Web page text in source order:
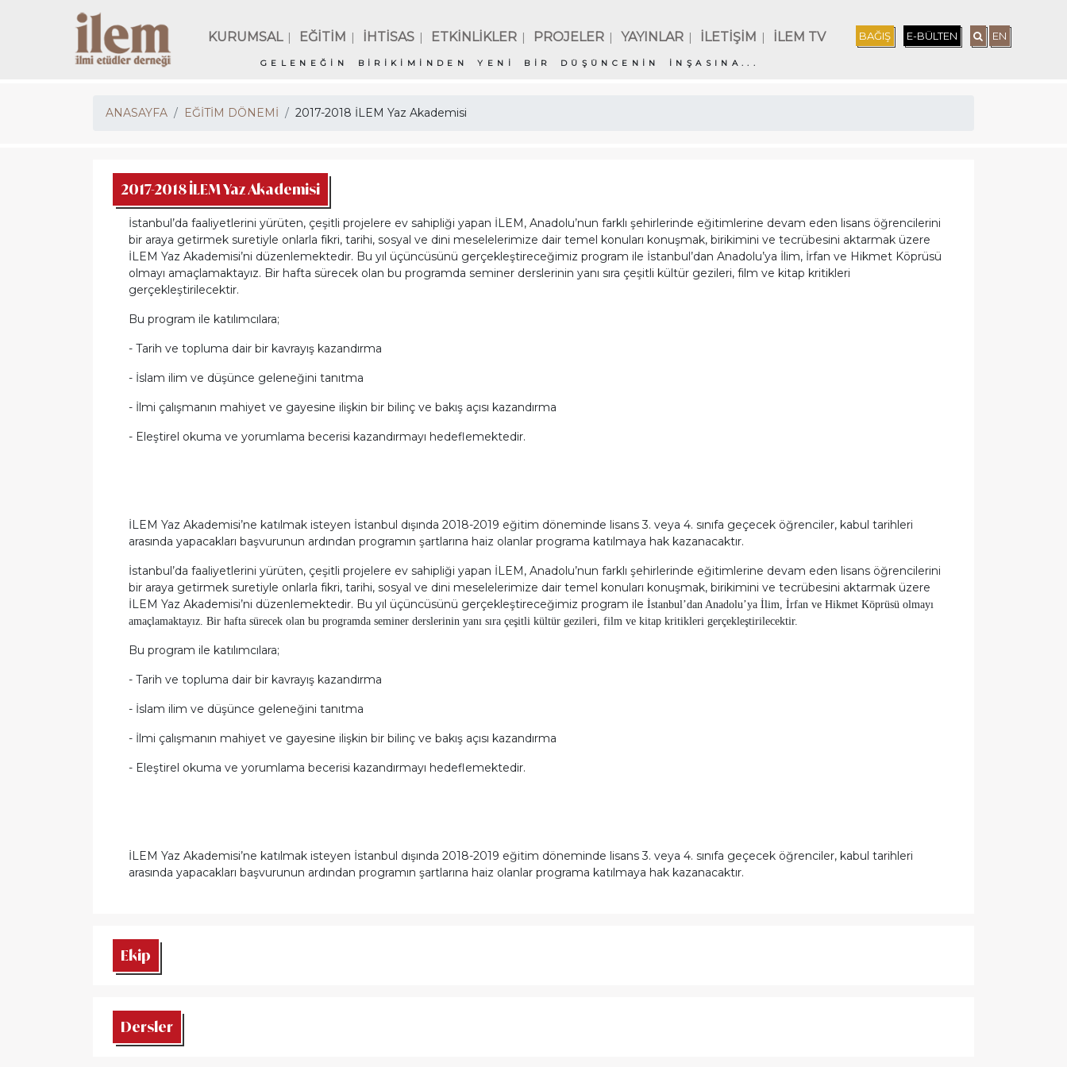
KURUMSAL | EĞİTİM | İHTİSAS | ETKİNLİKLER | PROJELER | YAYINLAR | İLETİŞİM | İLEM TV
GELENEĞİN BİRİKİMİNDEN YENİ BİR DÜŞÜNCENİN İNŞASINA...
BAĞIŞ E-BÜLTEN EN
ANASAYFA EĞİTİM DÖNEMİ 2017-2018 İLEM Yaz Akademisi
2017-2018 İLEM Yaz Akademisi
İstanbul’da faaliyetlerini yürüten, çeşitli projelere ev sahipliği yapan İLEM, Anadolu’nun farklı şehirlerinde eğitimlerine devam eden lisans öğrencilerini
bir araya getirmek suretiyle onlarla fikri, tarihi, sosyal ve dini meselelerimize dair temel konuları konuşmak, birikimini ve tecrübesini aktarmak üzere
İLEM Yaz Akademisi’ni düzenlemektedir. Bu yıl üçüncüsünü gerçekleştireceğimiz program ile İstanbul’dan Anadolu’ya İlim, İrfan ve Hikmet Köprüsü
olmayı amaçlamaktayız. Bir hafta sürecek olan bu programda seminer derslerinin yanı sıra çeşitli kültür gezileri, film ve kitap kritikleri
gerçekleştirilecektir.
Bu program ile katılımcılara;
- Tarih ve topluma dair bir kavrayış kazandırma
- İslam ilim ve düşünce geleneğini tanıtma
- İlmi çalışmanın mahiyet ve gayesine ilişkin bir bilinç ve bakış açısı kazandırma
- Eleştirel okuma ve yorumlama becerisi kazandırmayı hedeflemektedir.
İLEM Yaz Akademisi’ne katılmak isteyen İstanbul dışında 2018-2019 eğitim döneminde lisans 3. veya 4. sınıfa geçecek öğrenciler, kabul tarihleri
arasında yapacakları başvurunun ardından programın şartlarına haiz olanlar programa katılmaya hak kazanacaktır.
İstanbul’da faaliyetlerini yürüten, çeşitli projelere ev sahipliği yapan İLEM, Anadolu’nun farklı şehirlerinde eğitimlerine devam eden lisans öğrencilerini
bir araya getirmek suretiyle onlarla fikri, tarihi, sosyal ve dini meselelerimize dair temel konuları konuşmak, birikimini ve tecrübesini aktarmak üzere
İLEM Yaz Akademisi’ni düzenlemektedir. Bu yıl üçüncüsünü gerçekleştireceğimiz program ile İstanbul’dan Anadolu’ya İlim, İrfan ve Hikmet Köprüsü olmayı
amaçlamaktayız. Bir hafta sürecek olan bu programda seminer derslerinin yanı sıra çeşitli kültür gezileri, film ve kitap kritikleri gerçekleştirilecektir.
Bu program ile katılımcılara;
- Tarih ve topluma dair bir kavrayış kazandırma
- İslam ilim ve düşünce geleneğini tanıtma
- İlmi çalışmanın mahiyet ve gayesine ilişkin bir bilinç ve bakış açısı kazandırma
- Eleştirel okuma ve yorumlama becerisi kazandırmayı hedeflemektedir.
İLEM Yaz Akademisi’ne katılmak isteyen İstanbul dışında 2018-2019 eğitim döneminde lisans 3. veya 4. sınıfa geçecek öğrenciler, kabul tarihleri
arasında yapacakları başvurunun ardından programın şartlarına haiz olanlar programa katılmaya hak kazanacaktır.
Ekip
Dersler